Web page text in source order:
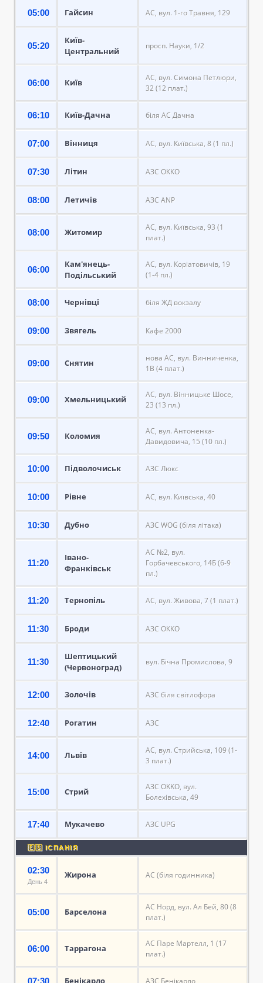
05:00 Гайсин АС, вул. 1-го Травня, 129
05:20
Київ-
Центральний
просп. Науки, 1/2
06:00 Київ
АС, вул. Симона Петлюри,
32 (12 плат.)
06:10 Київ-Дачна біля АС Дачна
07:00 Вінниця АС, вул. Київська, 8 (1 пл.)
07:30 Літин АЗС ОККО
08:00 Летичів АЗС ANP
08:00 Житомир
АС, вул. Київська, 93 (1
плат.)
06:00
Кам'янець-
Подільський
АС, вул. Коріатовичів, 19
(1-4 пл.)
08:00 Чернівці біля ЖД вокзалу
09:00 Звягель Кафе 2000
09:00 Снятин
нова АС, вул. Винниченка,
1В (4 плат.)
09:00 Хмельницький
АС, вул. Вінницьке Шосе,
23 (13 пл.)
09:50 Коломия
АС, вул. Антоненка-
Давидовича, 15 (10 пл.)
10:00 Підволочиськ АЗС Люкс
10:00 Рівне АС, вул. Київська, 40
10:30 Дубно АЗС WOG (біля літака)
11:20
Івано-
Франківськ
АС №2, вул.
Горбачевського, 14Б (6-9
пл.)
11:20 Тернопіль АС, вул. Живова, 7 (1 плат.)
11:30 Броди АЗС ОККО
11:30
Шептицький
(Червоноград)
вул. Бічна Промислова, 9
12:00 Золочів АЗС біля світлофора
12:40 Рогатин АЗС
14:00 Львів
АС, вул. Стрийська, 109 (1-
3 плат.)
15:00 Стрий
АЗС OKKO, вул.
Болехівська, 49
17:40 Мукачево АЗС UPG
🇪🇸 ІСПАНІЯ
02:30
День 4
Жирона АС (біля годинника)
05:00 Барселона
АС Норд, вул. Ал Бей, 80 (8
плат.)
06:00 Таррагона
АС Паре Мартелл, 1 (17
плат.)
07:30 Бенікарло АЗС Бенікарло